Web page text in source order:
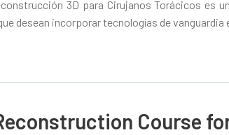
3D para Cirujanos Torácicos es
desean incorporar tecnologías de vanguardia
Course